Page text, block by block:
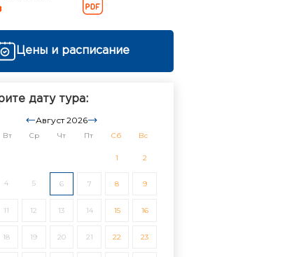
Цены и расписание
дату тура:
Август 2026
Вт Ср Чт Пт Сб Вс
1 2
4 5 6 7 8 9
11 12 13 14 15 16
18 19 20 21 22 23